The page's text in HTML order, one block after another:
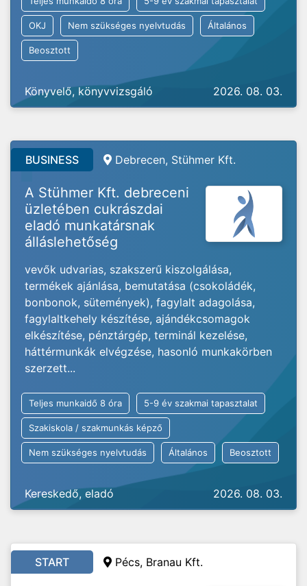
OKJ Nem szükséges nyelvtudás Általános
Beosztott
Könyvelő, könyvvizsgáló 2026. 08. 03.
BUSINESS Debrecen, Stühmer Kft.
A Stühmer Kft. debreceni
üzletében cukrászdai
eladó munkatársnak
álláslehetőség
vevők udvarias, szakszerű kiszolgálása,
termékek ajánlása, bemutatása (csokoládék,
bonbonok, sütemények), fagylalt adagolása,
fagylaltkehely készítése, ajándékcsomagok
elkészítése, pénztárgép, terminál kezelése,
háttérmunkák elvégzése, hasonló munkakörben
szerzett...
Teljes munkaidő 8 óra 5-9 év szakmai tapasztalat
Szakiskola / szakmunkás képző
Nem szükséges nyelvtudás Általános Beosztott
Kereskedő, eladó 2026. 08. 03.
START Pécs, Branau Kft.